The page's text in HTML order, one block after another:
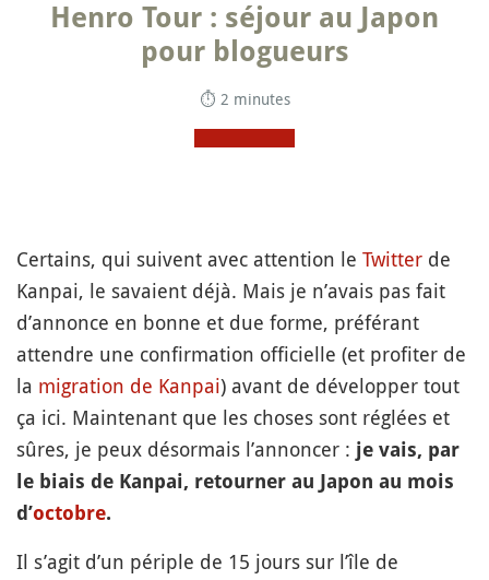
Henro Tour : séjour au Japon
pour blogueurs
⏱ 2 minutes
Certains, qui suivent avec attention le Twitter de
Kanpai, le savaient déjà. Mais je n’avais pas fait
d’annonce en bonne et due forme, préférant
attendre une confirmation officielle (et profiter de
la migration de Kanpai) avant de développer tout
ça ici. Maintenant que les choses sont réglées et
sûres, je peux désormais l’annoncer : je vais, par
le biais de Kanpai, retourner au Japon au mois
d’octobre.
Il s’agit d’un périple de 15 jours sur l’île de